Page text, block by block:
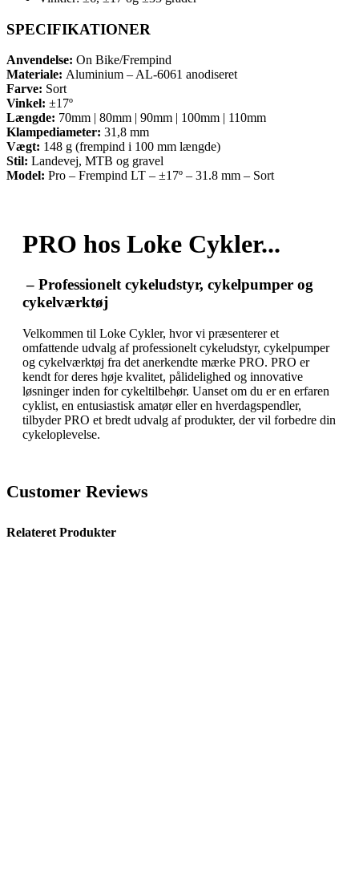
SPECIFIKATIONER
Anvendelse: On Bike/Frempind
Materiale: Aluminium – AL-6061 anodiseret
Farve: Sort
Vinkel: ±17º
Længde: 70mm | 80mm | 90mm | 100mm | 110mm
Klampediameter: 31,8 mm
Vægt: 148 g (frempind i 100 mm længde)
Stil: Landevej, MTB og gravel
Model: Pro – Frempind LT – ±17º – 31.8 mm – Sort
PRO hos Loke Cykler...
– Professionelt cykeludstyr, cykelpumper og
cykelværktøj
Velkommen til Loke Cykler, hvor vi præsenterer et
omfattende udvalg af professionelt cykeludstyr, cykelpumper
og cykelværktøj fra det anerkendte mærke PRO. PRO er
kendt for deres høje kvalitet, pålidelighed og innovative
løsninger inden for cykeltilbehør. Uanset om du er en erfaren
cyklist, en entusiastisk amatør eller en hverdagspendler,
tilbyder PRO et bredt udvalg af produkter, der vil forbedre din
cykeloplevelse.
Customer Reviews
Relateret Produkter